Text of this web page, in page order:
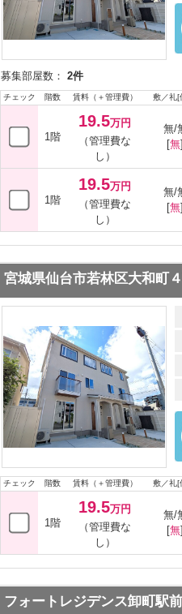
募集部屋数： 2件
チェック 階数 賃料（＋管理費） 敷／礼[
1階
19.5万円
（管理費な
し）
無/
[無]
1階
19.5万円
（管理費な
し）
無/
[無]
宮城県仙台市若林区大和町
チェック 階数 賃料（＋管理費） 敷／礼[
1階
19.5万円
（管理費な
し）
無/
[無]
フォートレジデンス卸町駅前